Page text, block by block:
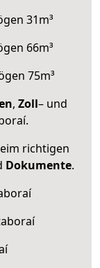
31m³
66m³
75m³
, Zoll– und
richtigen
Dokumente.